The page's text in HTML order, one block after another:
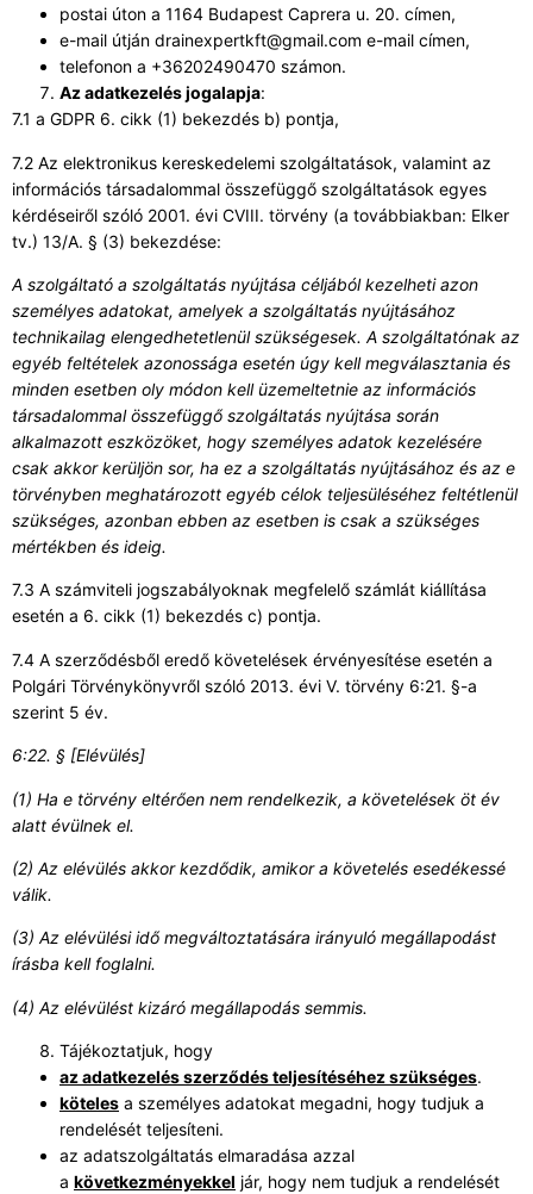
postai úton a 1164 Budapest Caprera u. 20. címen,
e-mail útján drainexpertkft@gmail.com e-mail címen,
telefonon a +36202490470 számon.
Az adatkezelés jogalapja:
7.1 a GDPR 6. cikk (1) bekezdés b) pontja,
7.2 Az elektronikus kereskedelemi szolgáltatások, valamint az
információs társadalommal összefüggő szolgáltatások egyes
kérdéseiről szóló 2001. évi CVIII. törvény (a továbbiakban: Elker
tv.) 13/A. § (3) bekezdése:
A szolgáltató a szolgáltatás nyújtása céljából kezelheti azon
személyes adatokat, amelyek a szolgáltatás nyújtásához
technikailag elengedhetetlenül szükségesek. A szolgáltatónak az
egyéb feltételek azonossága esetén úgy kell megválasztania és
minden esetben oly módon kell üzemeltetnie az információs
társadalommal összefüggő szolgáltatás nyújtása során
alkalmazott eszközöket, hogy személyes adatok kezelésére
csak akkor kerüljön sor, ha ez a szolgáltatás nyújtásához és az e
törvényben meghatározott egyéb célok teljesüléséhez feltétlenül
szükséges, azonban ebben az esetben is csak a szükséges
mértékben és ideig.
7.3 A számviteli jogszabályoknak megfelelő számlát kiállítása
esetén a 6. cikk (1) bekezdés c) pontja.
7.4 A szerződésből eredő követelések érvényesítése esetén a
Polgári Törvénykönyvről szóló 2013. évi V. törvény 6:21. §-a
szerint 5 év.
6:22. § [Elévülés]
(1) Ha e törvény eltérően nem rendelkezik, a követelések öt év
alatt évülnek el.
(2) Az elévülés akkor kezdődik, amikor a követelés esedékessé
válik.
(3) Az elévülési idő megváltoztatására irányuló megállapodást
írásba kell foglalni.
(4) Az elévülést kizáró megállapodás semmis.
Tájékoztatjuk, hogy
az adatkezelés szerződés teljesítéséhez szükséges.
köteles a személyes adatokat megadni, hogy tudjuk a
rendelését teljesíteni.
az adatszolgáltatás elmaradása azzal
a következményekkel jár, hogy nem tudjuk a rendelését